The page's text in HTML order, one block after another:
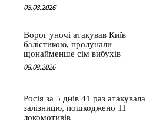
08.08.2026
Ворог уночі атакував Київ
балістикою, пролунали
щонайменше сім вибухів
08.08.2026
Росія за 5 днів 41 раз атакувала
залізницю, пошкоджено 11
локомотивів